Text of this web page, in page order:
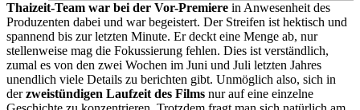
Thaizeit-Team war bei der Vor-Premiere in Anwesenheit des
Produzenten dabei und war begeistert. Der Streifen ist hektisch und
spannend bis zur letzten Minute. Er deckt eine Menge ab, nur
stellenweise mag die Fokussierung fehlen. Dies ist verständlich,
zumal es von den zwei Wochen im Juni und Juli letzten Jahres
unendlich viele Details zu berichten gibt. Unmöglich also, sich in
derzweistündigen Laufzeit des Films nur auf eine einzelne